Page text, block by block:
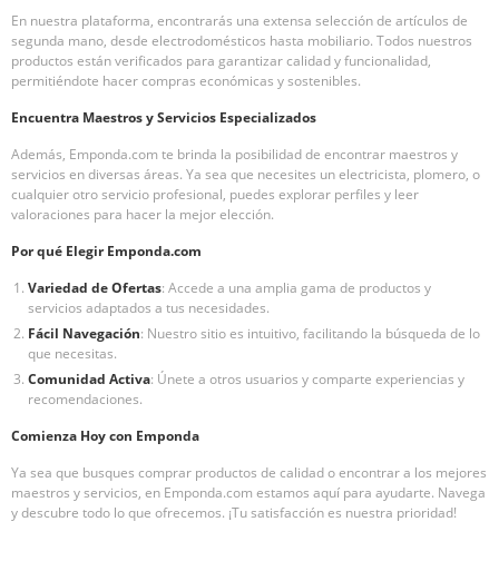
En nuestra plataforma, encontrarás una extensa selección de artículos de
segunda mano, desde electrodomésticos hasta mobiliario. Todos nuestros
productos están verificados para garantizar calidad y funcionalidad,
permitiéndote hacer compras económicas y sostenibles.
Encuentra Maestros y Servicios Especializados
Además, Emponda.com te brinda la posibilidad de encontrar maestros y
servicios en diversas áreas. Ya sea que necesites un electricista, plomero, o
cualquier otro servicio profesional, puedes explorar perfiles y leer
valoraciones para hacer la mejor elección.
Por qué Elegir Emponda.com
Variedad de Ofertas: Accede a una amplia gama de productos y
servicios adaptados a tus necesidades.
Fácil Navegación: Nuestro sitio es intuitivo, facilitando la búsqueda de lo
que necesitas.
Comunidad Activa: Únete a otros usuarios y comparte experiencias y
recomendaciones.
Comienza Hoy con Emponda
Ya sea que busques comprar productos de calidad o encontrar a los mejores
maestros y servicios, en Emponda.com estamos aquí para ayudarte. Navega
y descubre todo lo que ofrecemos. ¡Tu satisfacción es nuestra prioridad!